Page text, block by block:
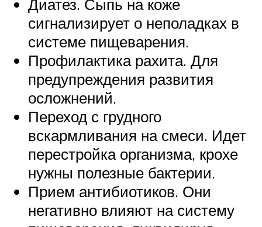
Диатез. Сыпь на коже
сигнализирует о неполадках в
системе пищеварения.
Профилактика рахита. Для
предупреждения развития
осложнений.
Переход с грудного
вскармливания на смеси. Идет
перестройка организма, крохе
нужны полезные бактерии.
Прием антибиотиков. Они
негативно влияют на систему